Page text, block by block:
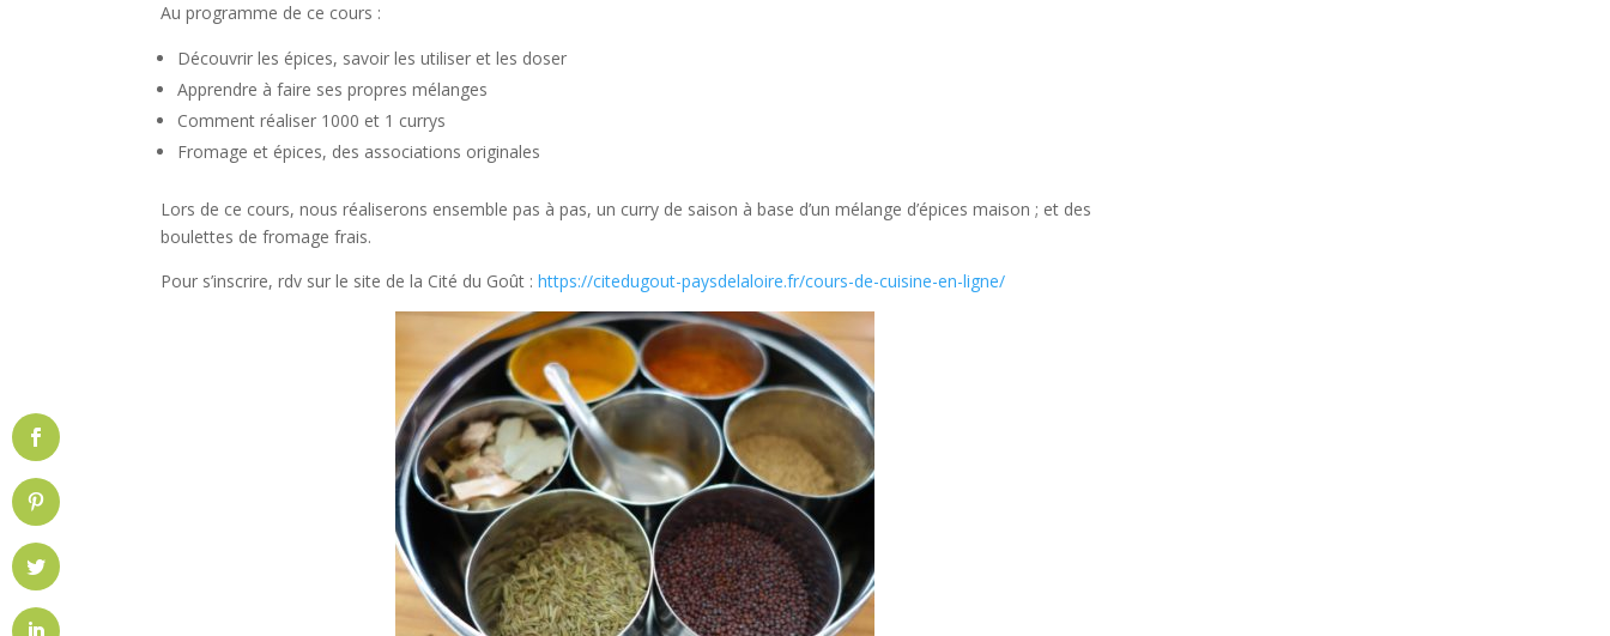
Au programme de ce cours :
Découvrir les épices, savoir les utiliser et les doser
Apprendre à faire ses propres mélanges
Comment réaliser 1000 et 1 currys
Fromage et épices, des associations originales
Lors de ce cours, nous réaliserons ensemble pas à pas, un curry de saison à base d’un mélange d’épices maison ; et des
boulettes de fromage frais.
Pour s’inscrire, rdv sur le site de la Cité du Goût :https://citedugout-paysdelaloire.fr/cours-de-cuisine-en-ligne/